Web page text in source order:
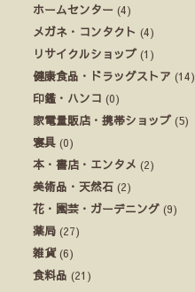
ホームセンター (4)
メガネ・コンタクト (4)
リサイクルショップ (1)
健康食品・ドラッグストア (14)
印鑑・ハンコ (0)
家電量販店・携帯ショップ (5)
寝具 (0)
本・書店・エンタメ (2)
美術品・天然石 (2)
花・園芸・ガーデニング (9)
薬局 (27)
雑貨(6)
食料品 (21)